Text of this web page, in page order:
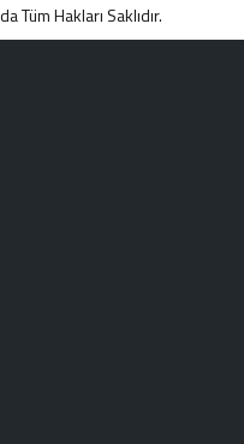
Tüm Hakları Saklıdır.